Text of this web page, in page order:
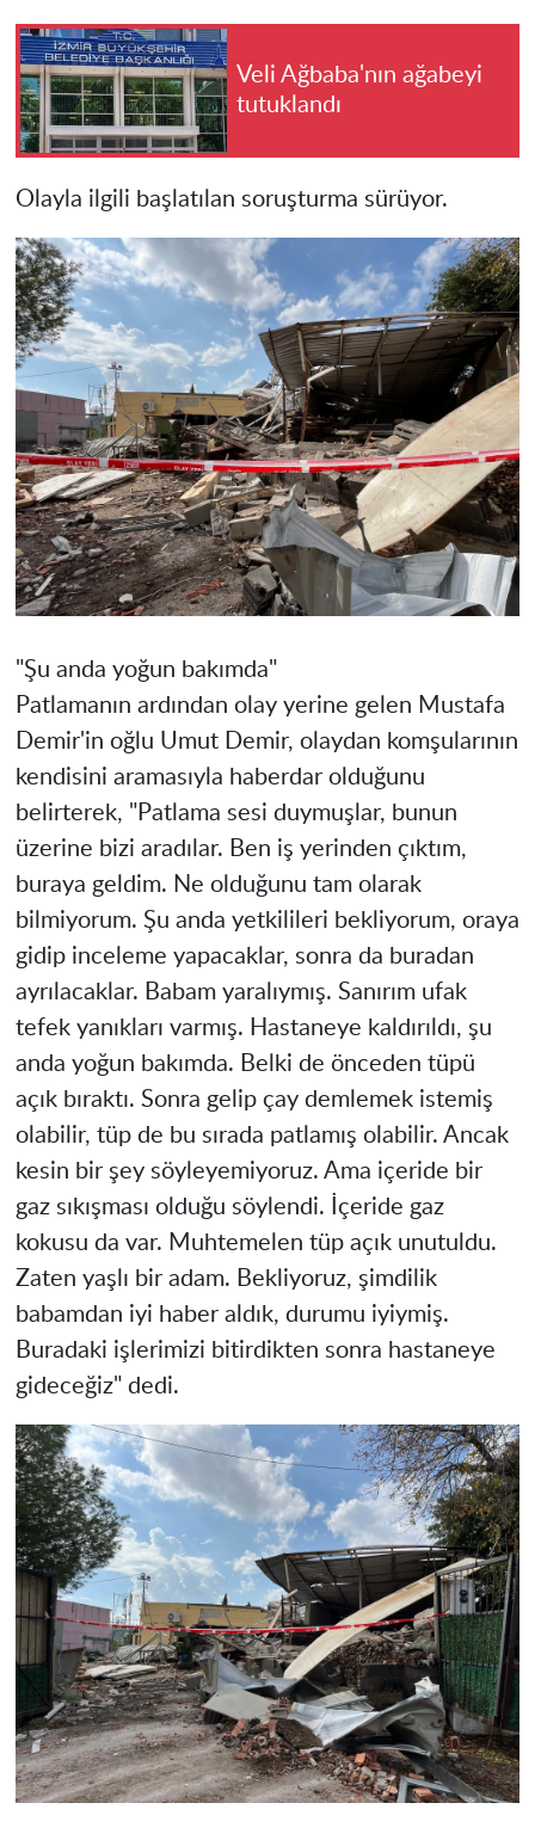
Veli Ağbaba'nın ağabeyi
tutuklandı
Olayla ilgili başlatılan soruşturma sürüyor.
"Şu anda yoğun bakımda"
Patlamanın ardından olay yerine gelen Mustafa
Demir'in oğlu Umut Demir, olaydan komşularının
kendisini aramasıyla haberdar olduğunu
belirterek, "Patlama sesi duymuşlar, bunun
üzerine bizi aradılar. Ben iş yerinden çıktım,
buraya geldim. Ne olduğunu tam olarak
bilmiyorum. Şu anda yetkilileri bekliyorum, oraya
gidip inceleme yapacaklar, sonra da buradan
ayrılacaklar. Babam yaralıymış. Sanırım ufak
tefek yanıkları varmış. Hastaneye kaldırıldı, şu
anda yoğun bakımda. Belki de önceden tüpü
açık bıraktı. Sonra gelip çay demlemek istemiş
olabilir, tüp de bu sırada patlamış olabilir. Ancak
kesin bir şey söyleyemiyoruz. Ama içeride bir
gaz sıkışması olduğu söylendi. İçeride gaz
kokusu da var. Muhtemelen tüp açık unutuldu.
Zaten yaşlı bir adam. Bekliyoruz, şimdilik
babamdan iyi haber aldık, durumu iyiymiş.
Buradaki işlerimizi bitirdikten sonra hastaneye
gideceğiz" dedi.